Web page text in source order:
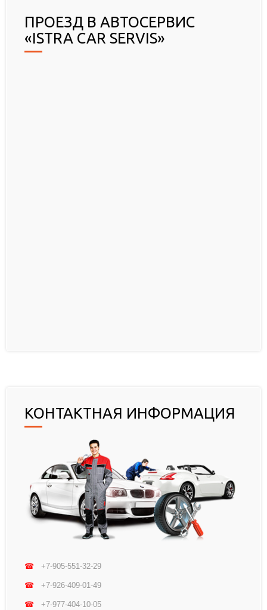
ПРОЕЗД В АВТОСЕРВИС
«ISTRA CAR SERVIS»
КОНТАКТНАЯ ИНФОРМАЦИЯ
☎ +7-905-551-32-29
☎ +7-926-409-01-49
☎ +7-977-404-10-05